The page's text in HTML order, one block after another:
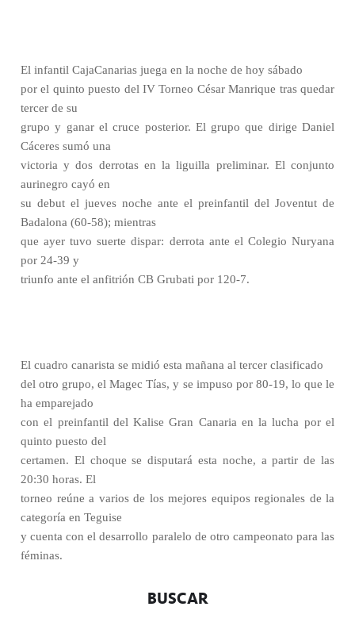
El infantil CajaCanarias juega en la noche de hoy sábado
por el quinto puesto del IV Torneo César Manrique tras quedar
tercer de su
grupo y ganar el cruce posterior. El grupo que dirige Daniel
Cáceres sumó una
victoria y dos derrotas en la liguilla preliminar. El conjunto
aurinegro cayó en
su debut el jueves noche ante el preinfantil del Joventut de
Badalona (60-58); mientras
que ayer tuvo suerte dispar: derrota ante el Colegio Nuryana
por 24-39 y
triunfo ante el anfitrión CB Grubati por 120-7.
El cuadro canarista se midió esta mañana al tercer clasificado
del otro grupo, el Magec Tías, y se impuso por 80-19, lo que le
ha emparejado
con el preinfantil del Kalise Gran Canaria en la lucha por el
quinto puesto del
certamen. El choque se disputará esta noche, a partir de las
20:30 horas. El
torneo reúne a varios de los mejores equipos regionales de la
categoría en Teguise
y cuenta con el desarrollo paralelo de otro campeonato para las
féminas.
BUSCAR